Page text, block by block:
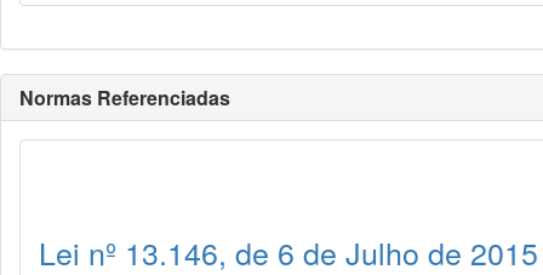
Normas Referenciadas
Lei nº 13.146, de 6 de Julho de 2015